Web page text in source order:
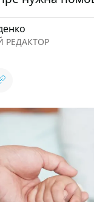
РЕДАКТОР